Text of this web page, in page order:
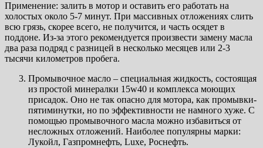
Применение: залить в мотор и оставить его работать на
холостых около 5-7 минут. При массивных отложениях слить
всю грязь, скорее всего, не получится, и часть осядет в
поддоне. Из-за этого рекомендуется произвести замену масла
два раза подряд с разницей в несколько месяцев или 2-3
тысячи километров пробега.
Промывочное масло – специальная жидкость, состоящая
из простой минералки 15w40 и комплекса моющих
присадок. Оно не так опасно для мотора, как промывки-
пятиминутки, но по эффективности не намного хуже. С
помощью промывочного масла можно избавиться от
несложных отложений. Наиболее популярны марки:
Лукойл, Газпромнефть, Luxe, Роснефть.